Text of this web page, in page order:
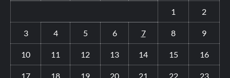
1 2
3 4 5 6 7 8 9
10 11 12 13 14 15 16
17 18 19 20 21 22 23